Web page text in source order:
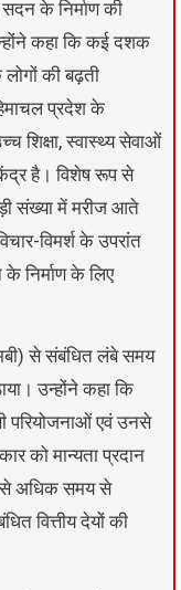
के निर्माण की
कहा कि कई दशक
की बढ़ती
प्रदेश के
शिक्षा, स्वास्थ्य सेवाओं
है। विशेष रूप से
संख्या में मरीज आते
विमर्श के उपरांत
निर्माण के लिए
से संबंधित लंबे समय
उन्होंने कहा कि
परियोजनाओं एवं उनसे
को मान्यता प्रदान
से अधिक समय से
वित्तीय देयों की